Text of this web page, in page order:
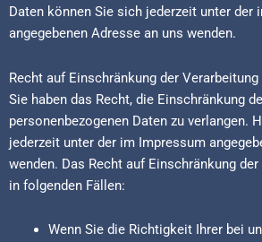
Daten können Sie sich jederzeit unter der
angegebenen Adresse an uns wenden.
Recht auf Einschränkung der Verarbeitung
Sie haben das Recht, die Einschränkung
personenbezogenen Daten zu verlangen.
jederzeit unter der im Impressum
wenden. Das Recht auf Einschränkung
in folgenden Fällen:
Wenn Sie die Richtigkeit Ihrer bei